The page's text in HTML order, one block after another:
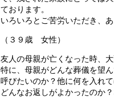
ております。
いろいろとご苦労いただき、
（３９歳 女性）
友人の母親が亡くなった時、
特に、母親がどんな葬儀を望
呼びたいのか？他に何を入れ
どんなお返しがよかったのか